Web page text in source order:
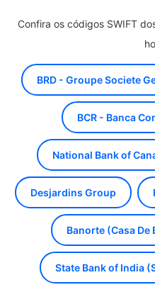
Confira os códigos SWIFT
BRD - Groupe Societe
BCR - Banca
National Bank of
Desjardins Group
Banorte (Casa De
State Bank of India